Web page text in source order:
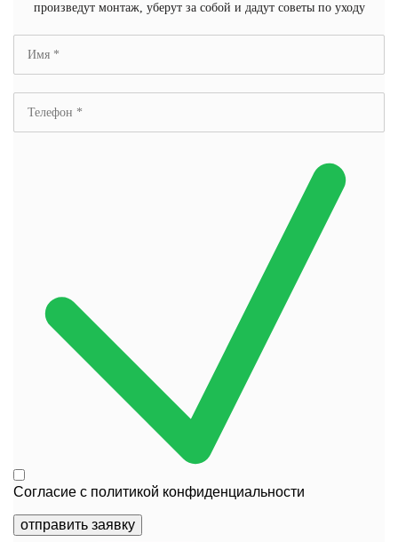
произведут монтаж, уберут за собой и дадут советы по уходу
Согласие с политикой конфиденциальности
отправить заявку